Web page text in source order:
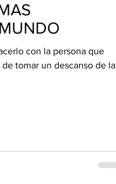
con la persona que
tomar un descanso de la